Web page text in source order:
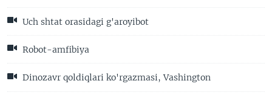
Uch shtat orasidagi g'aroyibot
Robot-amfibiya
Dinozavr qoldiqlari ko'rgazmasi, Vashington